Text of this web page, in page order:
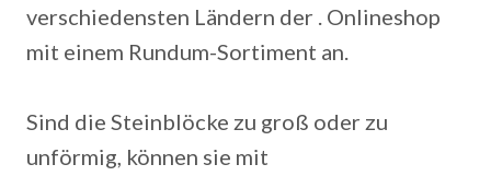
verschiedensten Ländern der . Onlineshop
mit einem Rundum-Sortiment an.
Sind die Steinblöcke zu groß oder zu
unförmig, können sie mit